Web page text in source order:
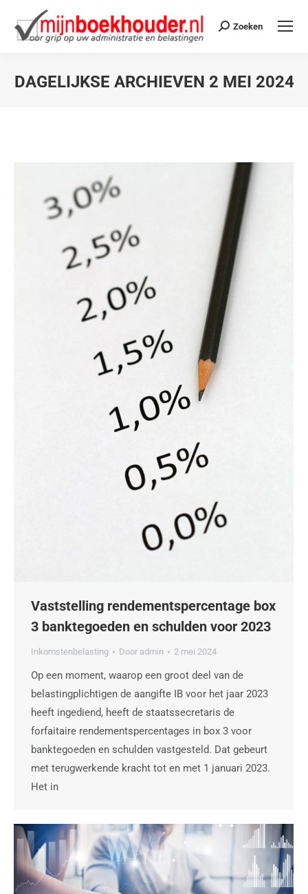
Zoeken
DAGELIJKSE ARCHIEVEN 2 MEI 2024
Vaststelling rendementspercentage box
3 banktegoeden en schulden voor 2023
Inkomstenbelasting Door admin 2 mei 2024
Op een moment, waarop een groot deel van de
belastingplichtigen de aangifte IB voor het jaar 2023
heeft ingediend, heeft de staatssecretaris de
forfaitaire rendementspercentages in box 3 voor
banktegoeden en schulden vastgesteld. Dat gebeurt
met terugwerkende kracht tot en met 1 januari 2023.
Het in